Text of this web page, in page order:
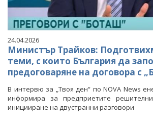
24.04.2026
Министър Трайков:
теми, с които България да
предоговаряне на договора с
В интервю за „Твоя ден“ по NOVA News
информира за предприетите
иницииране на двустранни разговори